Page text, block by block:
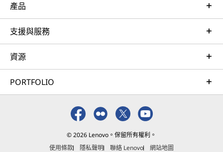
產品
支援與服務
資源
PORTFOLIO
© 2026 Lenovo。保留所有權利。
使用條款
隱私聲明 聯絡 Lenovo 網站地圖